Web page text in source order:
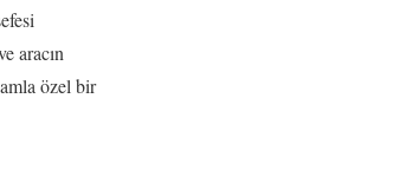
aracın
özel bir